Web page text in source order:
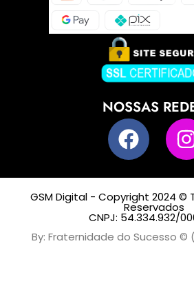
NOSSAS
GSM Digital - Copyright 2024 ©
Reservados
CNPJ: 54.334.932/
By: Fraternidade do Sucesso ©